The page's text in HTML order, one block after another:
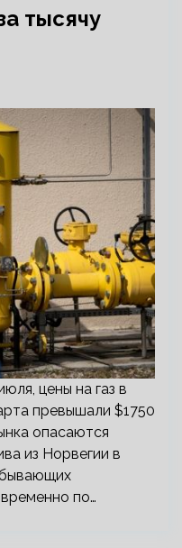
тысячу
цены на газ в
превышали $1750
опасаются
из Норвегии в
по…